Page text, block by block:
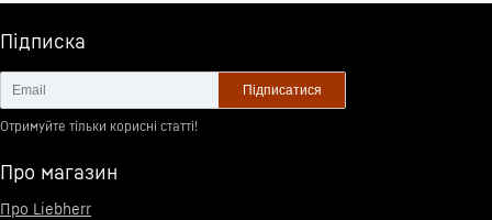
Підписка
Підписатися
Отримуйте тільки корисні статті!
Про магазин
Про Liebherr